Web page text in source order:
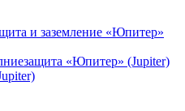
и заземление «Юпитер»
«Юпитер» (Jupiter)